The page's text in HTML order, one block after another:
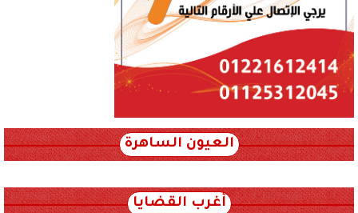
العيون الساهرة
أغرب القضايا